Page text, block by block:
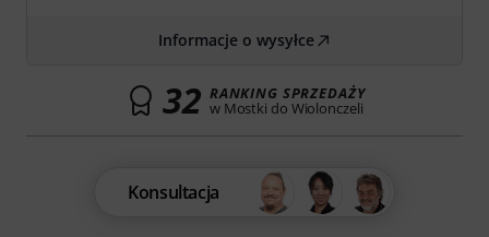
Informacje o wysyłce
32 RANKING SPRZEDAŻY
w Mostki do Wiolonczeli
Konsultacja